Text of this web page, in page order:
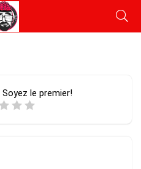
Soyez le premier!